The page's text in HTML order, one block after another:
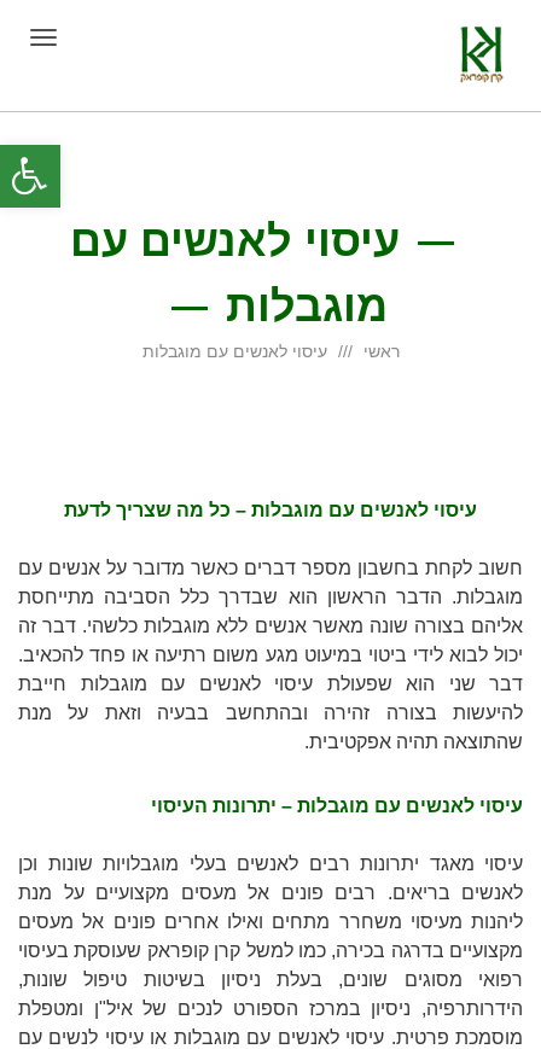
עיסוי לאנשים עם
מוגבלות
ראשי עיסוי לאנשים עם מוגבלות
עיסוי לאנשים עם מוגבלות – כל מה שצריך לדעת
חשוב לקחת בחשבון מספר דברים כאשר מדובר על אנשים עם
מוגבלות. הדבר הראשון הוא שבדרך כלל הסביבה מתייחסת
אליהם בצורה שונה מאשר אנשים ללא מוגבלות כלשהי. דבר זה
יכול לבוא לידי ביטוי במיעוט מגע משום רתיעה או פחד להכאיב.
דבר שני הוא שפעולת עיסוי לאנשים עם מוגבלות חייבת
להיעשות בצורה זהירה ובהתחשב בבעיה וזאת על מנת
שהתוצאה תהיה אפקטיבית.
עיסוי לאנשים עם מוגבלות – יתרונות העיסוי
עיסוי מאגד יתרונות רבים לאנשים בעלי מוגבלויות שונות וכן
לאנשים בריאים. רבים פונים אל מעסים מקצועיים על מנת
ליהנות מעיסוי משחרר מתחים ואילו אחרים פונים אל מעסים
מקצועיים בדרגה בכירה, כמו למשל קרן קופראק שעוסקת בעיסוי
רפואי מסוגים שונים, בעלת ניסיון בשיטות טיפול שונות,
הידרותרפיה, ניסיון במרכז הספורט לנכים של איל"ן ומטפלת
מוסמכת פרטית. עיסוי לאנשים עם מוגבלות או עיסוי לנשים עם